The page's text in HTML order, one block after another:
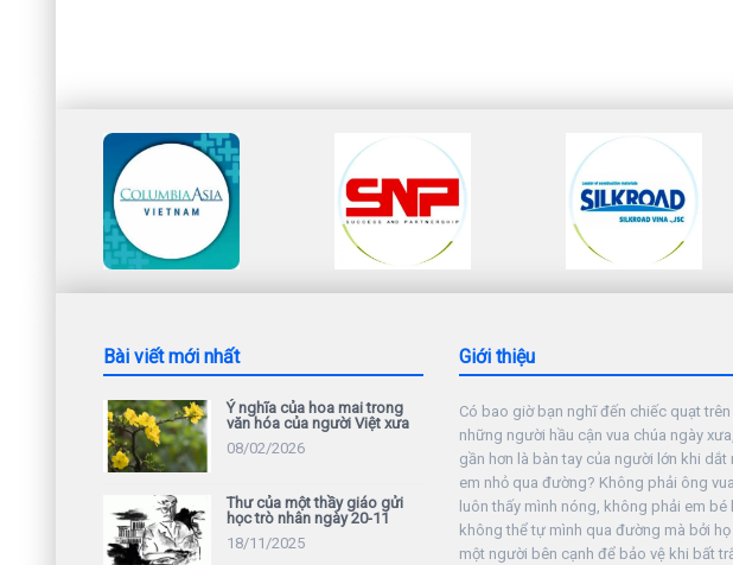
Bài viết mới nhất
Ý nghĩa của hoa mai trong
văn hóa của người Việt xưa
08/02/2026
Thư của một thầy giáo gửi
học trò nhân ngày 20-11
18/11/2025
Giới thiệu
Có bao giờ bạn nghĩ đến chiếc quạt trên
những người hầu cận vua chúa ngày
gần hơn là bàn tay của người lớn khi dắt
em nhỏ qua đường? Không phải ông
luôn thấy mình nóng, không phải em bé
không thể tự mình qua đường mà bởi họ
một người bên cạnh để bảo vệ khi bất